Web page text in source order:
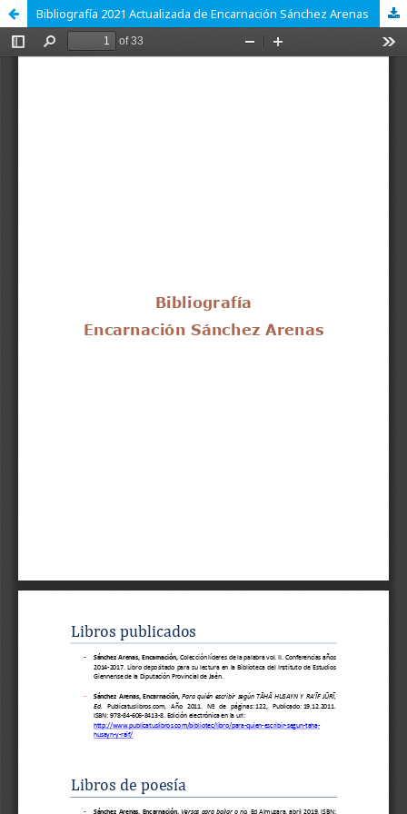
Bibliografía 2021 Actualizada de Encarnación Sánchez Arenas